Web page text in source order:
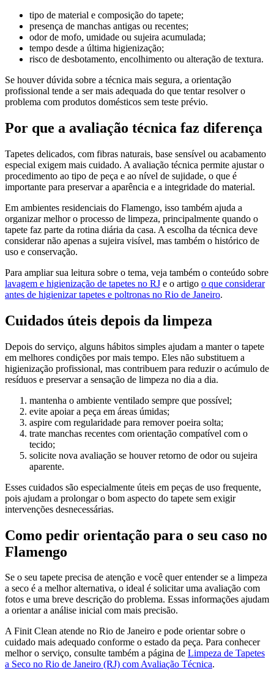
tipo de material e composição do tapete;
presença de manchas antigas ou recentes;
odor de mofo, umidade ou sujeira acumulada;
tempo desde a última higienização;
risco de desbotamento, encolhimento ou alteração de textura.
Se houver dúvida sobre a técnica mais segura, a orientação
profissional tende a ser mais adequada do que tentar resolver o
problema com produtos domésticos sem teste prévio.
Por que a avaliação técnica faz diferença
Tapetes delicados, com fibras naturais, base sensível ou acabamento
especial exigem mais cuidado. A avaliação técnica permite ajustar o
procedimento ao tipo de peça e ao nível de sujidade, o que é
importante para preservar a aparência e a integridade do material.
Em ambientes residenciais do Flamengo, isso também ajuda a
organizar melhor o processo de limpeza, principalmente quando o
tapete faz parte da rotina diária da casa. A escolha da técnica deve
considerar não apenas a sujeira visível, mas também o histórico de
uso e conservação.
Para ampliar sua leitura sobre o tema, veja também o conteúdo sobre
lavagem e higienização de tapetes no RJ e o artigo o que considerar
antes de higienizar tapetes e poltronas no Rio de Janeiro.
Cuidados úteis depois da limpeza
Depois do serviço, alguns hábitos simples ajudam a manter o tapete
em melhores condições por mais tempo. Eles não substituem a
higienização profissional, mas contribuem para reduzir o acúmulo de
resíduos e preservar a sensação de limpeza no dia a dia.
mantenha o ambiente ventilado sempre que possível;
evite apoiar a peça em áreas úmidas;
aspire com regularidade para remover poeira solta;
trate manchas recentes com orientação compatível com o
tecido;
solicite nova avaliação se houver retorno de odor ou sujeira
aparente.
Esses cuidados são especialmente úteis em peças de uso frequente,
pois ajudam a prolongar o bom aspecto do tapete sem exigir
intervenções desnecessárias.
Como pedir orientação para o seu caso no
Flamengo
Se o seu tapete precisa de atenção e você quer entender se a limpeza
a seco é a melhor alternativa, o ideal é solicitar uma avaliação com
fotos e uma breve descrição do problema. Essas informações ajudam
a orientar a análise inicial com mais precisão.
A Finit Clean atende no Rio de Janeiro e pode orientar sobre o
cuidado mais adequado conforme o estado da peça. Para conhecer
melhor o serviço, consulte também a página de Limpeza de Tapetes
a Seco no Rio de Janeiro (RJ) com Avaliação Técnica.